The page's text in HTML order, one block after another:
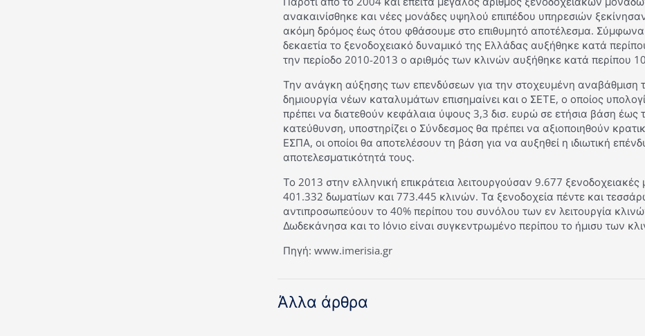
ανακαινίσθηκε και νέες μονάδες υψηλού επιπέδου υπηρεσιών
ακόμη δρόμος έως ότου φθάσουμε στο επιθυμητό αποτέλεσμα. Σύμφωνα
δεκαετία το ξενοδοχειακό δυναμικό της Ελλάδας αυξήθηκε κατά
την περίοδο 2010-2013 ο αριθμός των κλινών αυξήθηκε κατά περίπου
Την ανάγκη αύξησης των επενδύσεων για την στοχευμένη αναβάθμιση
δημιουργία νέων καταλυμάτων επισημαίνει και ο ΣΕΤΕ, ο οποίος
πρέπει να διατεθούν κεφάλαια ύψους 3,3 δισ. ευρώ σε ετήσια βάση έως
κατεύθυνση, υποστηρίζει ο Σύνδεσμος θα πρέπει να αξιοποιηθούν
ΕΣΠΑ, οι οποίοι θα αποτελέσουν τη βάση για να αυξηθεί η ιδιωτική
αποτελεσματικότητά τους.
Το 2013 στην ελληνική επικράτεια λειτουργούσαν 9.677
401.332 δωματίων και 773.445 κλινών. Τα ξενοδοχεία πέντε και
αντιπροσωπεύουν το 40% περίπου του συνόλου των εν λειτουργία
Δωδεκάνησα και το Ιόνιο είναι συγκεντρωμένο περίπου το ήμισυ των
Πηγή: www.imerisia.gr
Άλλα άρθρα